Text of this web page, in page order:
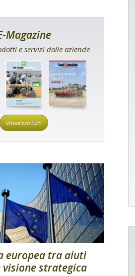
Magazine
e servizi dalle aziende
Visualizza tutti
europea tra aiuti
strategica